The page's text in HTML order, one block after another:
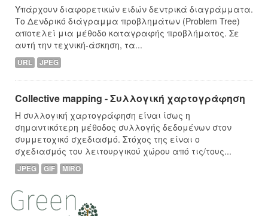
Υπάρχουν διαφορετικών ειδών δεντρικά διαγράμματα.
Το Δενδρικό διάγραμμα προβλημάτων (Problem Tree)
αποτελεί μια μέθοδο καταγραφής προβλήματος. Σε
αυτή την τεχνική-άσκηση, τα...
URL JPEG
Collective mapping - Συλλογική χαρτογράφηση
Η συλλογική χαρτογράφηση είναι ίσως η
σημαντικότερη μέθοδος συλλογής δεδομένων στον
συμμετοχικό σχεδιασμό. Στόχος της είναι ο
σχεδιασμός του λειτουργικού χώρου από τις/τους...
JPEG GIF MIRO